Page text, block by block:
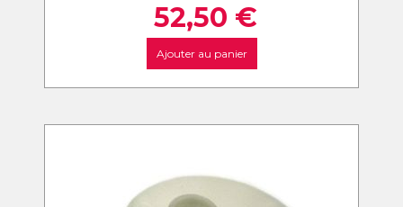
52,50 €
Ajouter au panier